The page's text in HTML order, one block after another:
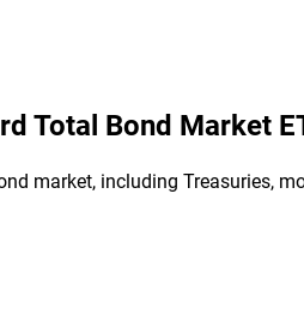
Total Bond Market
market, including Treasuries,